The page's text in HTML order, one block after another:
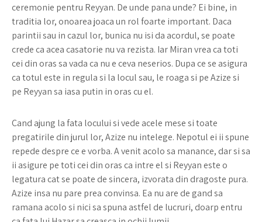
ceremonie pentru Reyyan. De unde pana unde? Ei bine, in
traditia lor, onoarea joaca un rol foarte important. Daca
parintii sau in cazul lor, bunica nu isi da acordul, se poate
crede ca acea casatorie nu va rezista. Iar Miran vrea ca toti
cei din oras sa vada ca nu e ceva neserios. Dupa ce se asigura
ca totul este in regula si la locul sau, le roaga si pe Azize si
pe Reyyan sa iasa putin in oras cu el.
Cand ajung la fata locului si vede acele mese si toate
pregatirile din jurul lor, Azize nu intelege. Nepotul ei ii spune
repede despre ce e vorba. A venit acolo sa manance, dar si sa
ii asigure pe toti cei din oras ca intre el si Reyyan este o
legatura cat se poate de sincera, izvorata din dragoste pura.
Azize insa nu pare prea convinsa. Ea nu are de gand sa
ramana acolo si nici sa spuna astfel de lucruri, doarp entru